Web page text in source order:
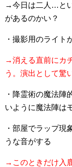
→今日は二人…と
があるのかい？
・撮影用のライト
→消える直前にカ
う。演出として驚
・降霊術の魔法陣
いように魔法陣は
・部屋でラップ現
うな音がする
→このときだけ入